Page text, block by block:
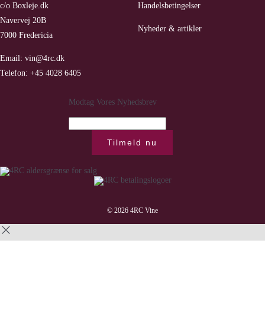
c/o Boxleje.dk
Navervej 20B
7000 Fredericia
Email: vin@4rc.dk
Telefon: +45 4028 6405
Handelsbetingelser
Nyheder & artikler
Modtag Vores Nyhedsbrev
Tilmeld nu
© 2026 4RC Vine